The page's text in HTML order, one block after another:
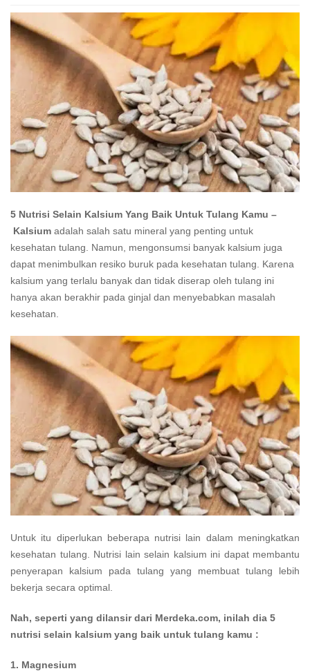
5 Nutrisi Selain Kalsium Yang Baik Untuk Tulang Kamu –
Kalsium adalah salah satu mineral yang penting untuk
kesehatan tulang. Namun, mengonsumsi banyak kalsium juga
dapat menimbulkan resiko buruk pada kesehatan tulang. Karena
kalsium yang terlalu banyak dan tidak diserap oleh tulang ini
hanya akan berakhir pada ginjal dan menyebabkan masalah
kesehatan.
Untuk itu diperlukan beberapa nutrisi lain dalam meningkatkan
kesehatan tulang. Nutrisi lain selain kalsium ini dapat membantu
penyerapan kalsium pada tulang yang membuat tulang lebih
bekerja secara optimal.
Nah, seperti yang dilansir dari Merdeka.com, inilah dia 5
nutrisi selain kalsium yang baik untuk tulang kamu :
1. Magnesium